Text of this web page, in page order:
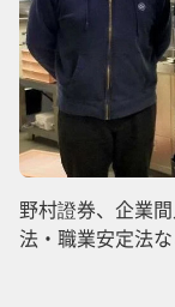
野村證券、企業
法・職業安定法